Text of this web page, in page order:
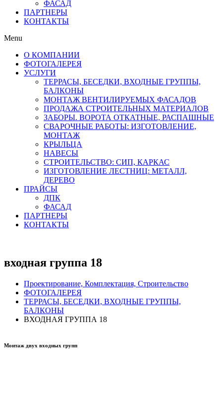
ФАСАД
ПАРТНЕРЫ
КОНТАКТЫ
Menu
О КОМПАНИИ
ФОТОГАЛЕРЕЯ
УСЛУГИ
ТЕРРАСЫ, БЕСЕДКИ, ВХОДНЫЕ ГРУППЫ,
БАЛКОНЫ
МОНТАЖ ВЕНТИЛИРУЕМЫХ ФАСАДОВ
ПРОДАЖА СТРОИТЕЛЬНЫХ МАТЕРИАЛОВ
ЗАБОРЫ. ВОРОТА ОТКАТНЫЕ, РАСПАШНЫЕ
СВАРОЧНЫЕ РАБОТЫ: ИЗГОТОВЛЕНИЕ,
МОНТАЖ
КРЫЛЬЦА
НАВЕСЫ
СТРОИТЕЛЬСТВО: СИП, КАРКАС
ИЗГОТОВЛЕНИЕ ЛЕСТНИЦ: МЕТАЛЛ,
ДЕРЕВО
ПРАЙСЫ
ДПК
ФАСАД
ПАРТНЕРЫ
КОНТАКТЫ
входная группа 18
Проектирование, Комплектация, Строительство
ФОТОГАЛЕРЕЯ
ТЕРРАСЫ, БЕСЕДКИ, ВХОДНЫЕ ГРУППЫ,
БАЛКОНЫ
ВХОДНАЯ ГРУППА 18
Монтаж двух входных групп